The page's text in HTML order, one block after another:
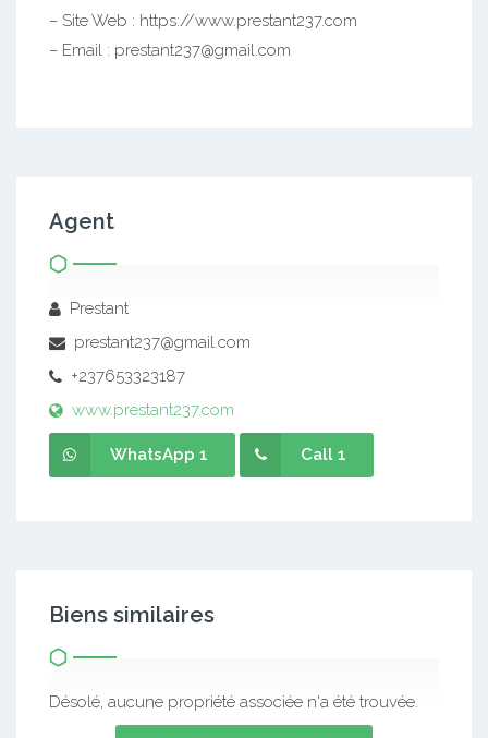
– Site Web : https://www.prestant237.com
– Email : prestant237@gmail.com
Agent
Prestant
prestant237@gmail.com
+237653323187
www.prestant237.com
WhatsApp 1 Call 1
Biens similaires
Désolé, aucune propriété associée n'a été trouvée.